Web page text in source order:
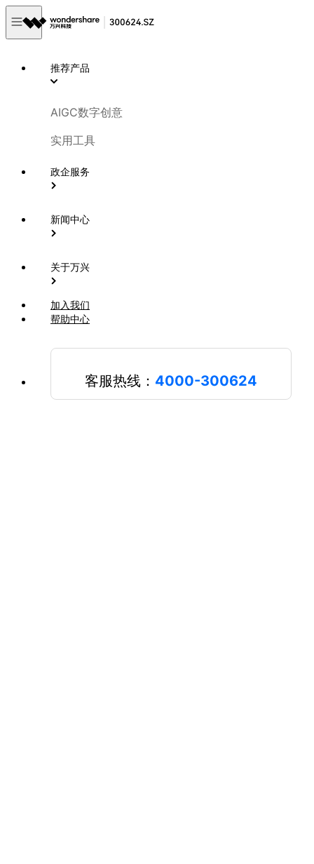
推荐产品
AIGC数字创意
实用工具
政企服务
新闻中心
关于万兴
加入我们
帮助中心
客服热线： 4000-300624